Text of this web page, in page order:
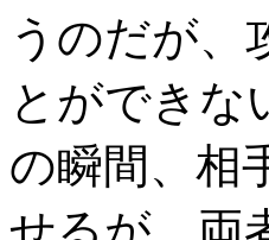
うのだが、
とができな
の瞬間、相
せるが、両